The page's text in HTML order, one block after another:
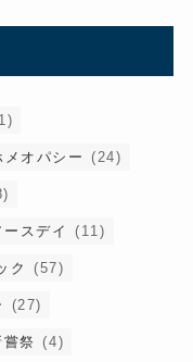
オパシー (24)
ースデイ (11)
ク (57)
(27)
嘗祭 (4)